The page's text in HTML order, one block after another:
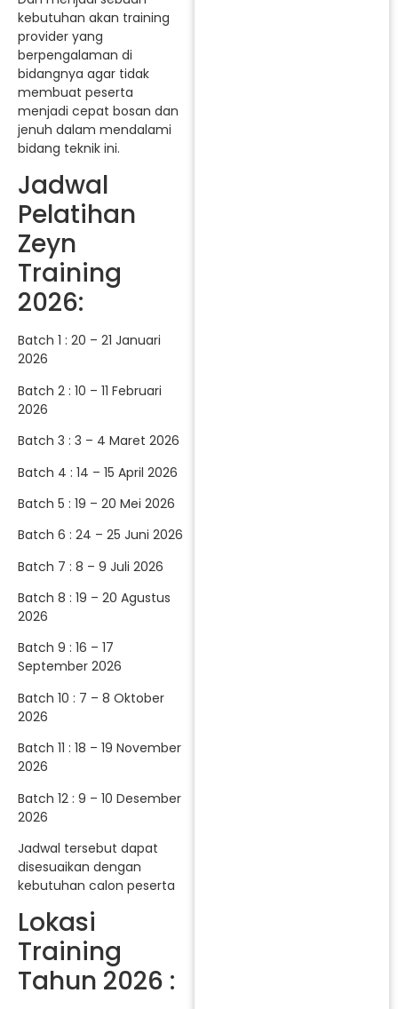
kebutuhan akan training
provider yang
berpengalaman di
bidangnya agar tidak
membuat peserta
menjadi cepat bosan dan
jenuh dalam mendalami
bidang teknik ini.
Jadwal
Pelatihan
Zeyn
Training
2026:
Batch 1 : 20 – 21 Januari
2026
Batch 2 : 10 – 11 Februari
2026
Batch 3 : 3 – 4 Maret 2026
Batch 4 : 14 – 15 April 2026
Batch 5 : 19 – 20 Mei 2026
Batch 6 : 24 – 25 Juni 2026
Batch 7 : 8 – 9 Juli 2026
Batch 8 : 19 – 20 Agustus
2026
Batch 9 : 16 – 17
September 2026
Batch 10 : 7 – 8 Oktober
2026
Batch 11 : 18 – 19 November
2026
Batch 12 : 9 – 10 Desember
2026
Jadwal tersebut dapat
disesuaikan dengan
kebutuhan calon peserta
Lokasi
Training
Tahun 2026 :